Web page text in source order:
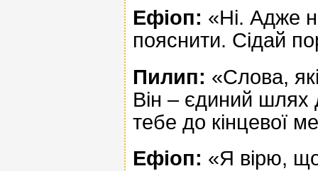
Ефіоп: «Ні. Адже
пояснити. Сідай
Пилип: «Слова,
Він – єдиний шлях
тебе до кінцевої
Ефіоп: «Я вірю,